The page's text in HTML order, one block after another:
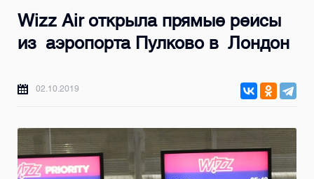
Wizz Air открыла прямые рейсы
из аэропорта Пулково в Лондон
02.10.2019